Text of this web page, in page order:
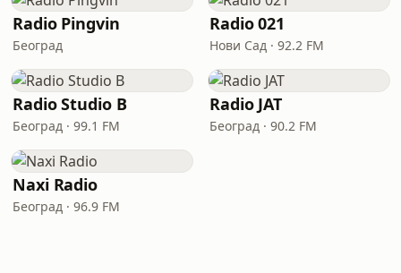
Radio Pingvin
Београд
Radio 021
Нови Сад · 92.2 FM
Radio Studio B
Београд · 99.1 FM
Radio JAT
Београд · 90.2 FM
Naxi Radio
Београд · 96.9 FM